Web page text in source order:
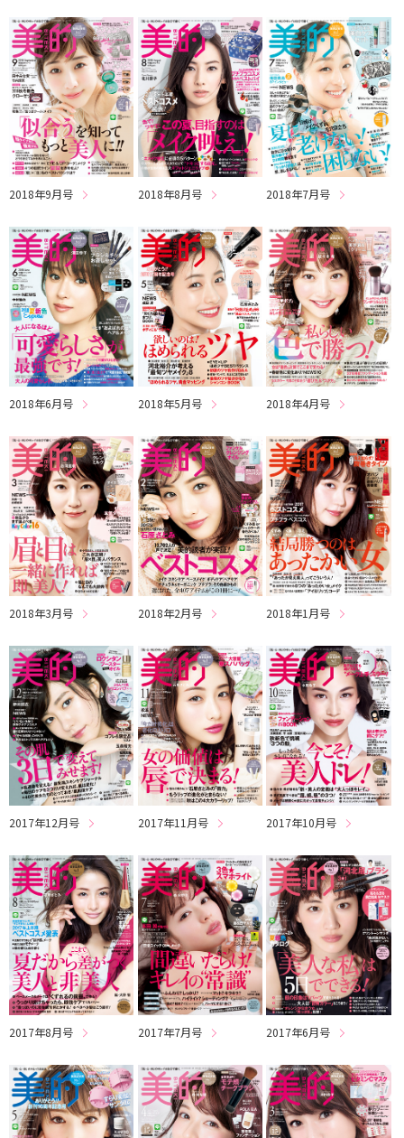
2018年9月号 2018年8月号 2018年7月号
2018年6月号 2018年5月号 2018年4月号
2018年3月号 2018年2月号 2018年1月号
2017年12月号 2017年11月号 2017年10月号
2017年8月号 2017年7月号 2017年6月号